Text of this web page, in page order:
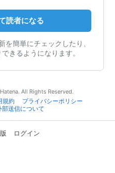
読者になる
を簡単にチェックしたり、
きるようになります。
All Rights Reserved.
規約
プライバシーポリシー
送信について
ログイン